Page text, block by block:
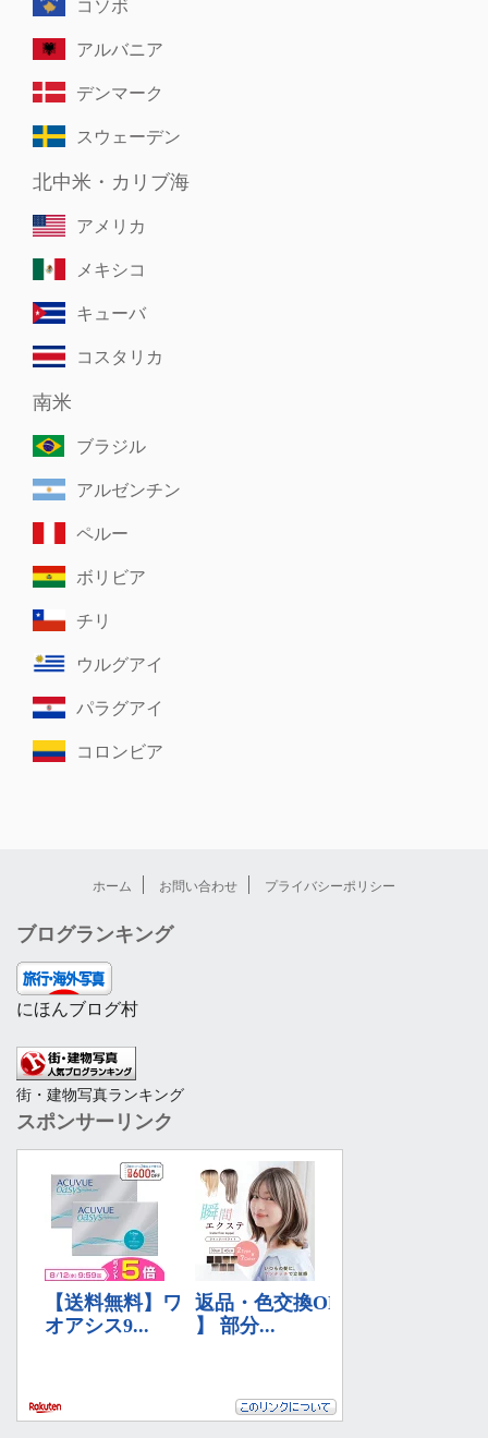
コソボ
アルバニア
デンマーク
スウェーデン
北中米・カリブ海
アメリカ
メキシコ
キューバ
コスタリカ
南米
ブラジル
アルゼンチン
ペルー
ボリビア
チリ
ウルグアイ
パラグアイ
コロンビア
ホーム お問い合わせ プライバシーポリシー
ブログランキング
にほんブログ村
街・建物写真ランキング
スポンサーリンク